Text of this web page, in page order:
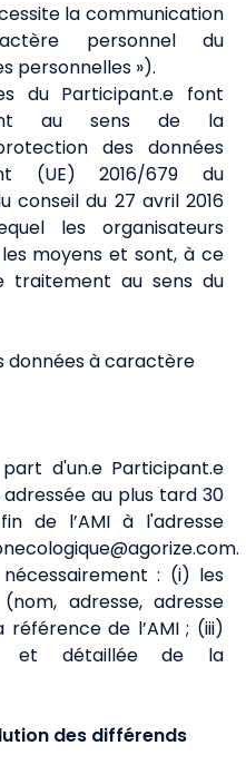
la communication
personnel du
personnelles »).
du Participant.e font
au sens de la
des données
(UE) 2016/679 du
conseil du 27 avril 2016
les organisateurs
moyens et sont, à ce
traitement au sens du
données à caractère
d'un.e Participant.e
au plus tard 30
de l’AMI à l'adresse
.
: (i) les
adresse, adresse
de l’AMI ; (iii)
et détaillée de la
des différends